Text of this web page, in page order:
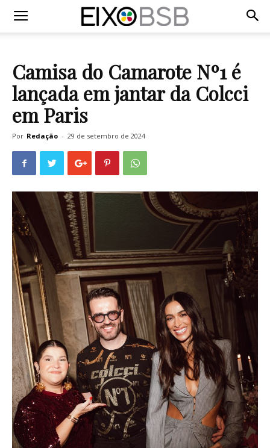
Camisa do Camarote Nº1 é
lançada em jantar da Colcci
em Paris
Por Redação - 29 de setembro de 2024